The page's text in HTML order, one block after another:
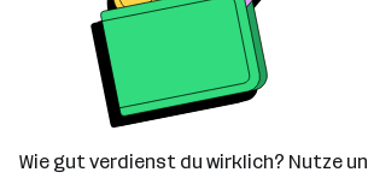
Wie gut verdienst du wirklich? Nutze